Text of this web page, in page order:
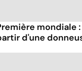
mondiale
d'une